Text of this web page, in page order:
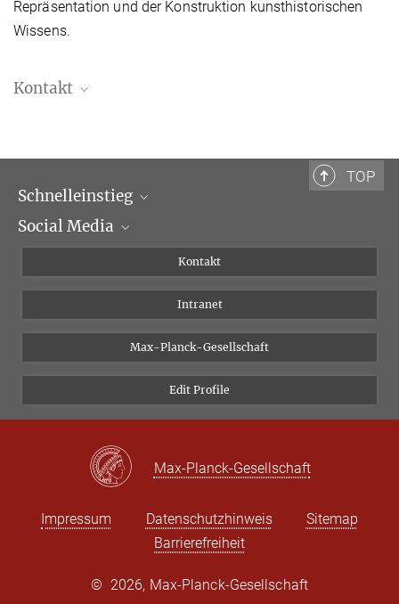
Repräsentation und der Konstruktion kunsthistorischen
Wissens.
Kontakt
TOP
Schnelleinstieg
Wissenschaftliche Abteilungen
Social Media
Instagram
Bluesky
Vimeo
Newsletter
Kontakt
Intranet
Max-Planck-Gesellschaft
Edit Profile
Max-Planck-Gesellschaft
Impressum Datenschutzhinweis
Sitemap
Barrierefreiheit
© 2026, Max-Planck-Gesellschaft